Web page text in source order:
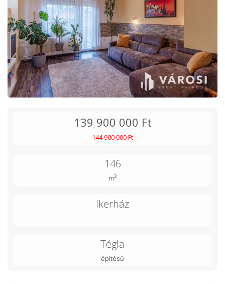
139 900 000 Ft
144 900 000 Ft
146
m2
Ikerház
Tégla
építésű